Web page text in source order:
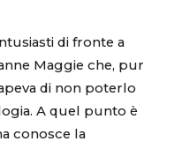
di fronte a
Maggie che, pur
di non poterlo
A quel punto è
conosce la